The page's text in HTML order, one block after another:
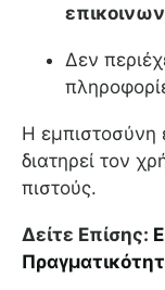
Δεν
Η εμπιστοσύνη
διατηρεί τον
πιστούς.
Δείτε Επίσης: